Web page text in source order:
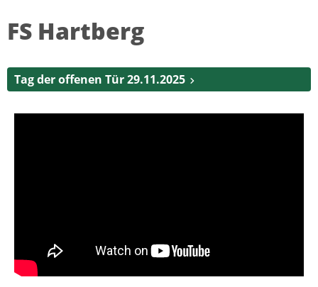
FS Hartberg
Tag der offenen Tür 29.11.2025